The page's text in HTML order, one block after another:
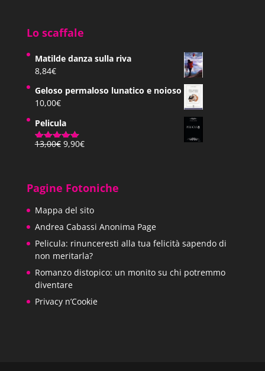
Lo scaffale
Matilde danza sulla riva
8,84€
Geloso permaloso lunatico e noioso
10,00€
Pelicula
Valutato
13,00€ Il
13,00€.
9,90€Il
9,90€.
Pagine Fotoniche
Mappa del sito
Andrea Cabassi Anonima Page
Pelicula: rinunceresti alla tua felicità sapendo di
non meritarla?
Romanzo distopico: un monito su chi potremmo
diventare
Privacy n’Cookie